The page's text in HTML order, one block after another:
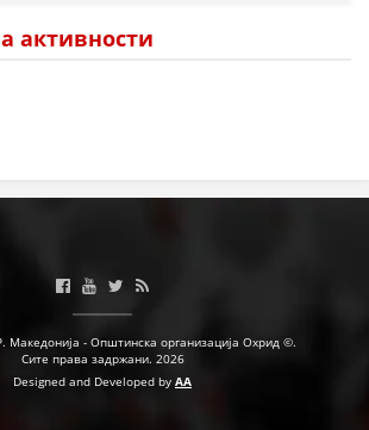
активности
Македонија - Општинска организација Охрид ©.
Сите права задржани. 2026
Designed and Developed by AA